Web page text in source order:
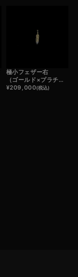
極小フェザー右
（ゴールド×プラチナ）
¥209,000(税込)